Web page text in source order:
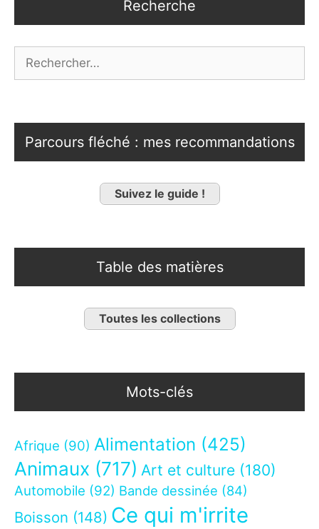
Recherche
Parcours fléché : mes recommandations
Suivez le guide !
Table des matières
Toutes les collections
Mots-clés
Afrique (90) Alimentation (425)
Animaux (717) Art et culture (180)
Automobile (92) Bande dessinée (84)
Boisson (148) Ce qui m'irrite